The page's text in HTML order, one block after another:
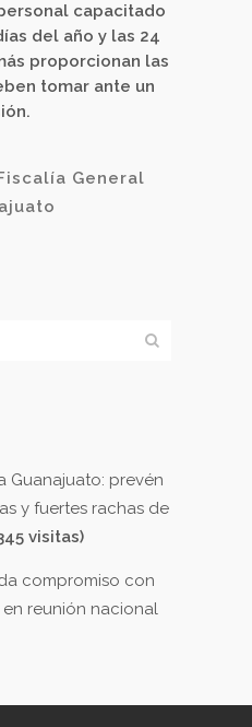
capacitado
del año y las 24
proporcionan las
tomar ante un
General
Guanajuato: prevén
y fuertes rachas de
visitas)
compromiso con
reunión nacional